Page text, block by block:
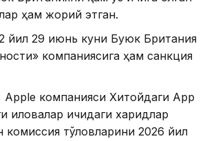
ҳам жорий этган.
йил 29 июнь куни Буюк Британия
компаниясига ҳам санкция
Apple компанияси Хитойдаги App
иловалар ичидаги харидлар
комиссия тўловларини 2026 йил